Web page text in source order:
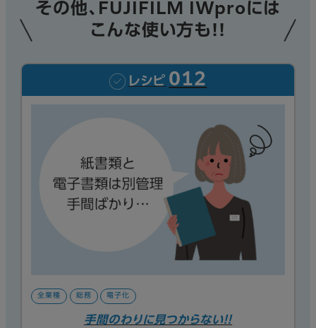
その他、FUJIFILM IWproには
こんな使い方も!!
レシピ 012
全業種 総務 電子化
手間のわりに見つからない！！